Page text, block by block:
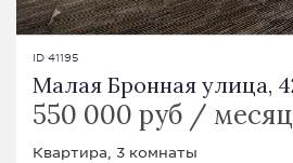
ID 41195
Малая Бронная улица,
550 000 руб / месяц
Квартира, 3 комнаты